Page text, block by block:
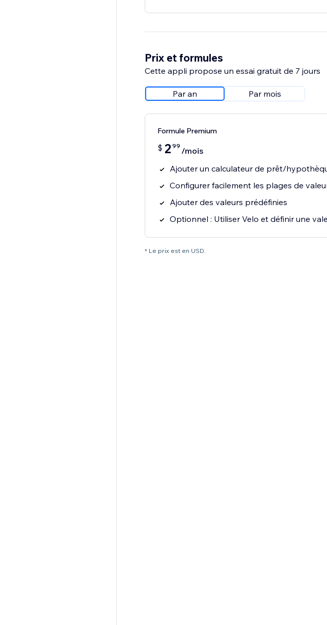
Prix et formules
Cette appli propose un essai gratuit de 7 jours
Par an Par mois
Formule Premium
$ 299 /mois
Ajouter un calculateur de prêt/
Configurer facilement les plages de
Ajouter des valeurs prédéfinies
Optionnel : Utiliser Velo et définir une
* Le prix est en USD.